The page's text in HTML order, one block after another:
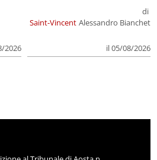
2026
Saint-Vincent
di
Alessandro Bianchet
il 05/08/2026